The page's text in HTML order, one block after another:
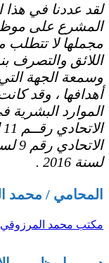
لقد عددنا في هذا
المشرع على
مجملها لا
اللائق والتصرف
وسمعة الجهة
أهدافها ، وقد
الموارد البشرية
لسنة 2016 .
المحامي / محمد
مكتب محمد المرزوقي